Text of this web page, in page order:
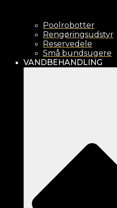
Poolrobotter
Rengøringsudstyr
Reservedele
Små bundsugere
VANDBEHANDLING